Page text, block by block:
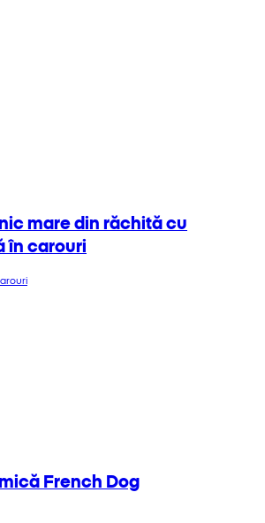
mare din răchită cu
în carouri
French Dog